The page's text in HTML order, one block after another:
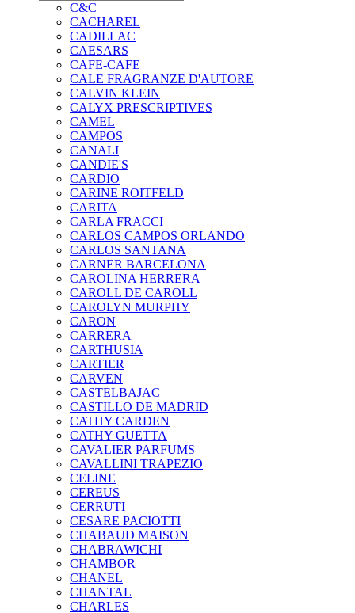
C&C
CACHAREL
CADILLAC
CAESARS
CAFE-CAFE
CALE FRAGRANZE D'AUTORE
CALVIN KLEIN
CALYX PRESCRIPTIVES
CAMEL
CAMPOS
CANALI
CANDIE'S
CARDIO
CARINE ROITFELD
CARITA
CARLA FRACCI
CARLOS CAMPOS ORLANDO
CARLOS SANTANA
CARNER BARCELONA
CAROLINA HERRERA
CAROLL DE CAROLL
CAROLYN MURPHY
CARON
CARRERA
CARTHUSIA
CARTIER
CARVEN
CASTELBAJAC
CASTILLO DE MADRID
CATHY CARDEN
CATHY GUETTA
CAVALIER PARFUMS
CAVALLINI TRAPEZIO
CELINE
CEREUS
CERRUTI
CESARE PACIOTTI
CHABAUD MAISON
CHABRAWICHI
CHAMBOR
CHANEL
CHANTAL
CHARLES